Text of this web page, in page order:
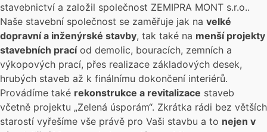
stavebnictví a založil společnost ZEMIPRA MONT s.r.o..
Naše stavební společnost se zaměřuje jak na velké
dopravní a inženýrské stavby, tak také na menší projekty
stavebních pracíod demolic, bouracích, zemních a
výkopových prací, přes realizace základových desek,
hrubých staveb až k finálnímu dokončení interiérů.
Provádíme také rekonstrukce a revitalizace staveb
včetně projektu „Zelená úsporám“. Zkrátka rádi bez větších
starostí vyřešíme vše právě pro Vaši stavbu a to nejen v